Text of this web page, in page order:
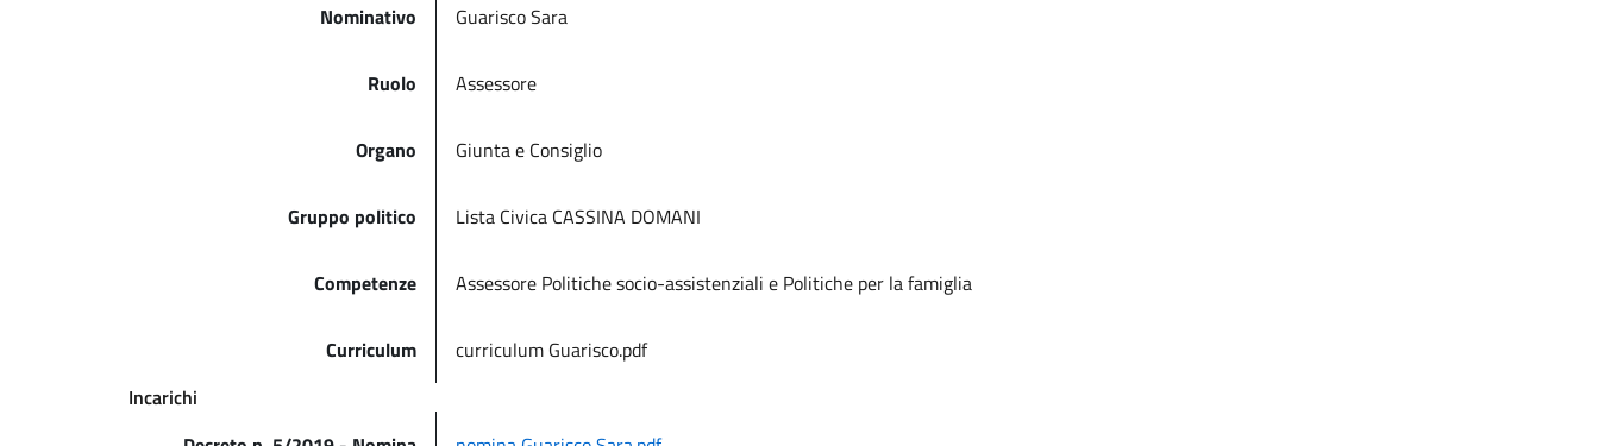
Nominativo
Guarisco Sara
Ruolo Assessore
Organo Giunta e Consiglio
Gruppo politico Lista Civica CASSINA DOMANI
Competenze Assessore Politiche socio-assistenziali e Politiche per la famiglia
Curriculum
curriculum Guarisco.pdf
Incarichi